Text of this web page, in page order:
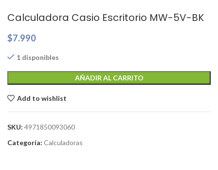
Calculadora Casio Escritorio MW-5V-BK
$7.990
1 disponibles
AÑADIR AL CARRITO
Add to wishlist
SKU: 4971850093060
Categoría: Calculadoras